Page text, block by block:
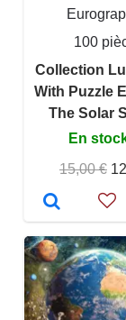
100
Collection
With Puzzle
The Solar
En
15,00 €